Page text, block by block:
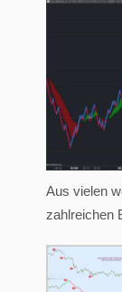
Aus vielen
zahlreichen